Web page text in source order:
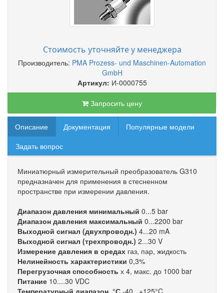
Стоимость уточняйте у менеджера
Производитель: PMA Prozess- und Maschinen-Automation
GmbH
Артикул: И-0000755
Запросить цену
Описание Документация
Популярные модели
Задать вопрос
Миниатюрный измерительный преобразователь G310
предназначен для применения в стесненном
пространстве при измерении давления.
Диапазон давления минимальный 0...5 bar
Диапазон давления максимальный 0...2200 bar
Выходной сигнал (двухпроводн.) 4...20 mA
Выходной сигнал (трехпроводн.) 2...30 V
Измерение давления в средах газ, пар, жидкость
Нелинейность характеристики 0,3%
Перегрузочная способность х 4, макс. до 1000 bar
Питание 10....30 VDC
Температурный диапазон, °С -40...+125°C